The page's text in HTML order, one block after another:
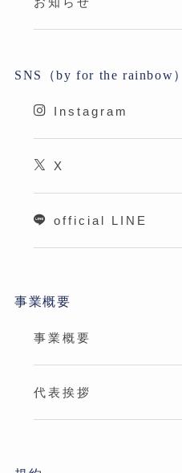
SNS（by for the rainbow）
Instagram
X
official LINE
事業概要
事業概要
代表挨拶